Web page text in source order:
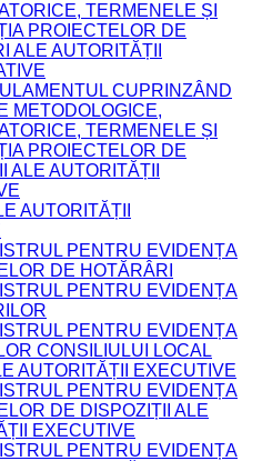
TERMENELE ȘI
PROIECTELOR DE
ALE AUTORITĂȚII
CUPRINZÂND
METODOLOGICE,
TERMENELE ȘI
PROIECTELOR DE
ALE AUTORITĂȚII
AUTORITĂȚII
PENTRU EVIDENȚA
DE HOTĂRÂRI
PENTRU EVIDENȚA
PENTRU EVIDENȚA
CONSILIULUI LOCAL
AUTORITĂȚII EXECUTIVE
PENTRU EVIDENȚA
DE DISPOZIȚII ALE
EXECUTIVE
PENTRU EVIDENȚA